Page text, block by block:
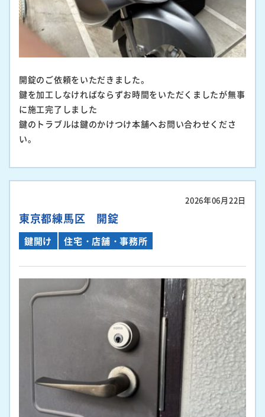
開錠のご依頼をいただきました。
鍵を加工しなければならずお時間をいただくましたが無事
に施工完了しました
鍵のトラブルは鍵のかけつけ本舗へお問い合わせくださ
い。
2026年06月22日
東京都練馬区 開錠
鍵開け 住宅・店舗・事務所